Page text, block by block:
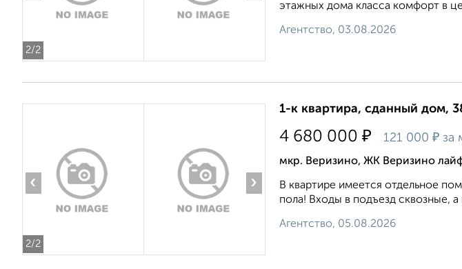
2/2
этажных дома класса комфорт в
Агентство, 03.08.2026
2/2
‹ ›
1-к квартира, сданный дом,
4 680 000 ₽ 121 000 ₽ за
мкр. Веризино, ЖК Веризино
В квартире имеется отдельное
пола! Входы в подъезд сквозные,
Агентство, 05.08.2026